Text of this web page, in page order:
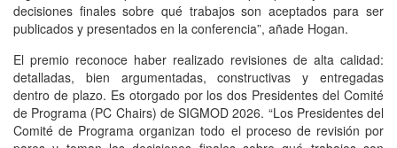
decisiones finales sobre qué trabajos son aceptados para ser
publicados y presentados en la conferencia”, añade Hogan.
El premio reconoce haber realizado revisiones de alta calidad:
detalladas, bien argumentadas, constructivas y entregadas
dentro de plazo. Es otorgado por los dos Presidentes del Comité
de Programa (PC Chairs) de SIGMOD 2026. “Los Presidentes del
Comité de Programa organizan todo el proceso de revisión por